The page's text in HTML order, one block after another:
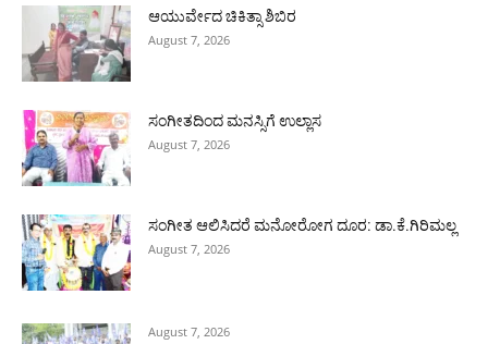
ಆಯುರ್ವೇದ ಚಿಕಿತ್ಸಾ ಶಿಬಿರ
August 7, 2026
ಸಂಗೀತದಿಂದ ಮನಸ್ಸಿಗೆ ಉಲ್ಲಾಸ
August 7, 2026
ಸಂಗೀತ ಆಲಿಸಿದರೆ ಮನೋರೋಗ ದೂರ: ಡಾ.ಕೆ.ಗಿರಿಮಲ್ಲ
August 7, 2026
August 7, 2026